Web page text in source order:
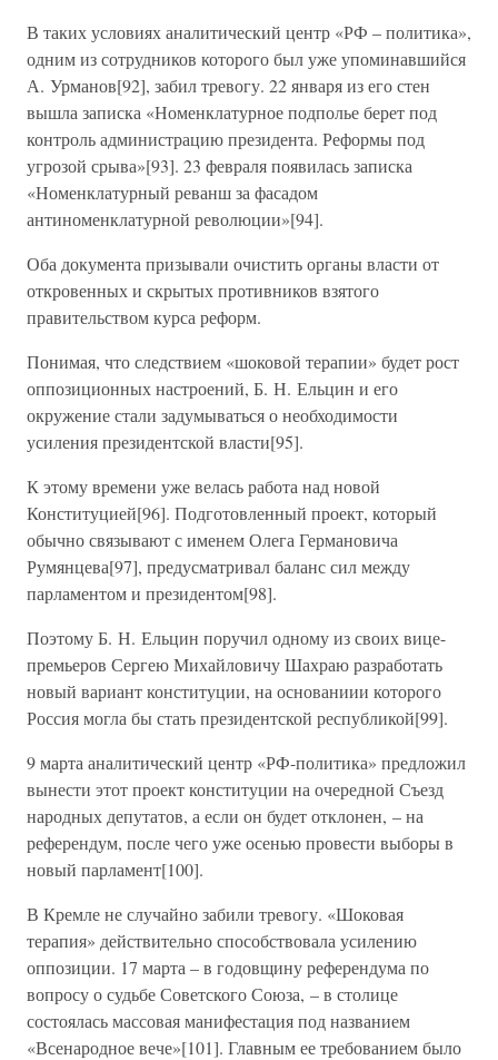
В таких условиях аналитический центр «РФ – политика»,
одним из сотрудников которого был уже упоминавшийся
А. Урманов[92], забил тревогу. 22 января из его стен
вышла записка «Номенклатурное подполье берет под
контроль администрацию президента. Реформы под
угрозой срыва»[93]. 23 февраля появилась записка
«Номенклатурный реванш за фасадом
антиноменклатурной революции»[94].
Оба документа призывали очистить органы власти от
откровенных и скрытых противников взятого
правительством курса реформ.
Понимая, что следствием «шоковой терапии» будет рост
оппозиционных настроений, Б. Н. Ельцин и его
окружение стали задумываться о необходимости
усиления президентской власти[95].
К этому времени уже велась работа над новой
Конституцией[96]. Подготовленный проект, который
обычно связывают с именем Олега Германовича
Румянцева[97], предусматривал баланс сил между
парламентом и президентом[98].
Поэтому Б. Н. Ельцин поручил одному из своих вице-
премьеров Сергею Михайловичу Шахраю разработать
новый вариант конституции, на основаниии которого
Россия могла бы стать президентской республикой[99].
9 марта аналитический центр «РФ-политика» предложил
вынести этот проект конституции на очередной Съезд
народных депутатов, а если он будет отклонен, – на
референдум, после чего уже осенью провести выборы в
новый парламент[100].
В Кремле не случайно забили тревогу. «Шоковая
терапия» действительно способствовала усилению
оппозиции. 17 марта – в годовщину референдума по
вопросу о судьбе Советского Союза, – в столице
состоялась массовая манифестация под названием
«Всенародное вече»[101]. Главным ее требованием было